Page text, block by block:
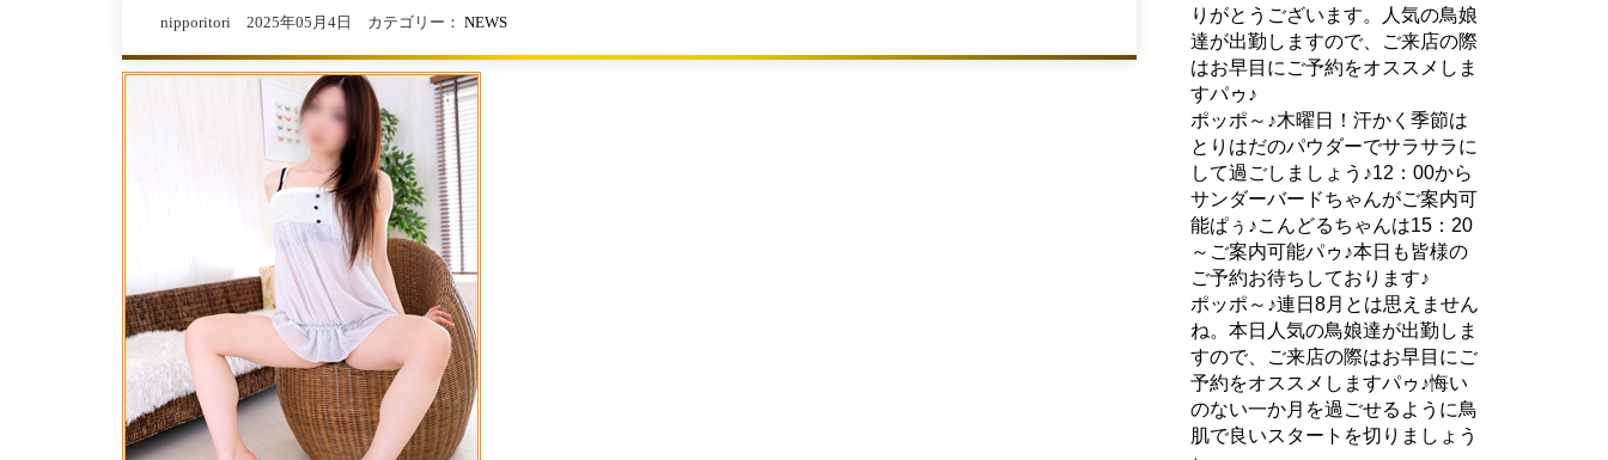
nipporitori 2025年05月4日 カテゴリー： NEWS
りがとうございます。人気の鳥娘
達が出勤しますので、ご来店の際
はお早目にご予約をオススメしま
すパゥ♪
ポッポ～♪木曜日！汗かく季節は
とりはだのパウダーでサラサラに
して過ごしましょう♪12：00から
サンダーバードちゃんがご案内可
能ぱぅ♪こんどるちゃんは15：20
～ご案内可能パゥ♪本日も皆様の
ご予約お待ちしております♪
ポッポ～♪連日8月とは思えません
ね。本日人気の鳥娘達が出勤しま
すので、ご来店の際はお早目にご
予約をオススメしますパゥ♪悔い
のない一か月を過ごせるように鳥
肌で良いスタートを切りましょう